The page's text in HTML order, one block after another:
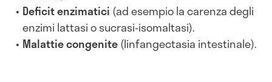
Deficit enzimatici (ad esempio la carenza degli
enzimi lattasi o sucrasi-isomaltasi).
Malattie congenite(linfangectasia intestinale).